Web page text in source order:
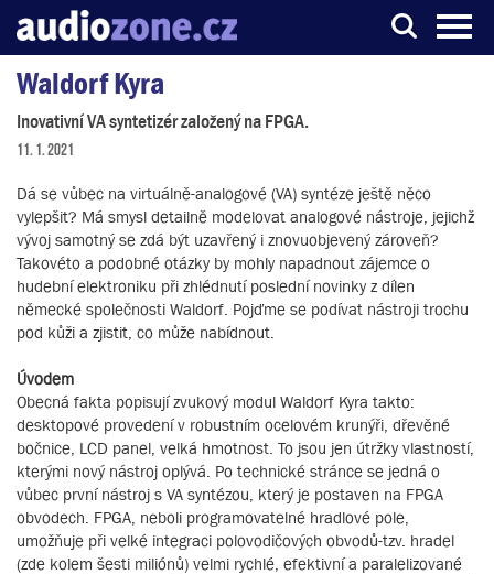
Server o digitálním zpracování zvuku
Waldorf Kyra
Inovativní VA syntetizér založený na FPGA.
11. 1. 2021
Dá se vůbec na virtuálně-analogové (VA) syntéze ještě něco
vylepšit? Má smysl detailně modelovat analogové nástroje, jejichž
vývoj samotný se zdá být uzavřený i znovuobjevený zároveň?
Takovéto a podobné otázky by mohly napadnout zájemce o
hudební elektroniku při zhlédnutí poslední novinky z dílen
německé společnosti Waldorf. Pojďme se podívat nástroji trochu
pod kůži a zjistit, co může nabídnout.
Úvodem
Obecná fakta popisují zvukový modul Waldorf Kyra takto:
desktopové provedení v robustním ocelovém krunýři, dřevěné
bočnice, LCD panel, velká hmotnost. To jsou jen útržky vlastností,
kterými nový nástroj oplývá. Po technické stránce se jedná o
vůbec první nástroj s VA syntézou, který je postaven na FPGA
obvodech. FPGA, neboli programovatelné hradlové pole,
umožňuje při velké integraci polovodičových obvodů-tzv. hradel
(zde kolem šesti miliónů) velmi rychlé, efektivní a paralelizované